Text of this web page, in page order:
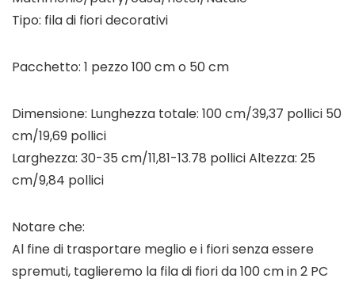
Tipo: fila di fiori decorativi
Pacchetto: 1 pezzo 100 cm o 50 cm
Dimensione: Lunghezza totale: 100 cm/39,37 pollici 50
cm/19,69 pollici
Larghezza: 30-35 cm/11,81-13.78 pollici Altezza: 25
cm/9,84 pollici
Notare che:
Al fine di trasportare meglio e i fiori senza essere
spremuti, taglieremo la fila di fiori da 100 cm in 2 PC